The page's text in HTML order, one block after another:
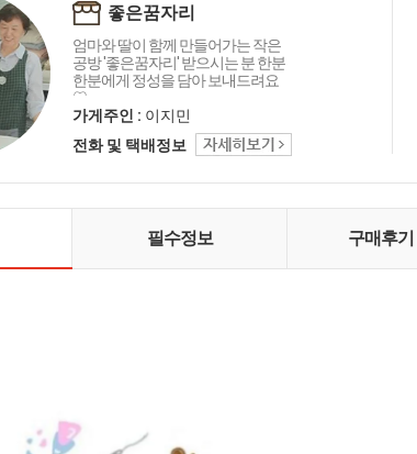
좋은꿈자리
엄마와 딸이 함께 만들어가는 작은
공방 '좋은꿈자리' 받으시는 분 한분
한분에게 정성을 담아 보내드려요
♡
가게주인 : 이지민
전화 및 택배정보
필수정보 구매후기